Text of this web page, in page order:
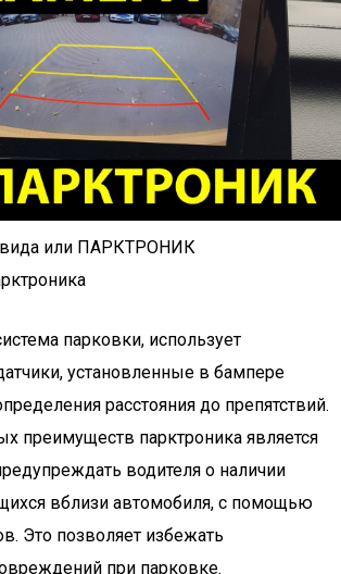
или ПАРКТРОНИК
парковки, использует
установленные в бампере
расстояния до препятствий.
преимуществ парктроника является
водителя о наличии
вблизи автомобиля, с помощью
Это позволяет избежать
при парковке.